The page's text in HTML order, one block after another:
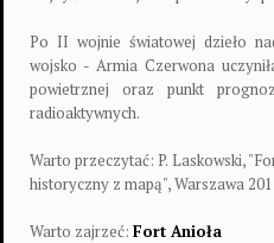
Po II wojnie światowej dzieło
wojsko - Armia Czerwona
powietrznej oraz punkt
radioaktywnych.
Warto przeczytać: P. Laskowski,
historyczny z mapą", Warszawa
Warto zajrzeć: Fort Anioła